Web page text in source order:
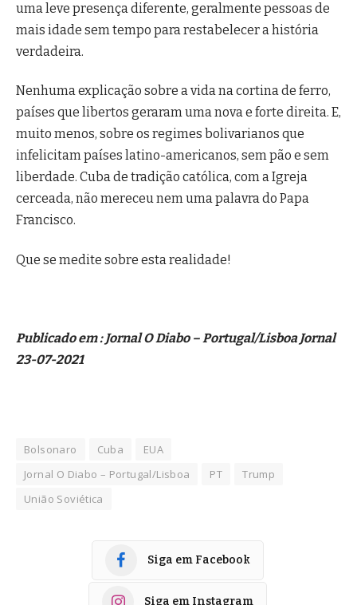
uma leve presença diferente, geralmente pessoas de
mais idade sem tempo para restabelecer a história
verdadeira.
Nenhuma explicação sobre a vida na cortina de ferro,
países que libertos geraram uma nova e forte direita. E,
muito menos, sobre os regimes bolivarianos que
infelicitam países latino-americanos, sem pão e sem
liberdade. Cuba de tradição católica, com a Igreja
cerceada, não mereceu nem uma palavra do Papa
Francisco.
Que se medite sobre esta realidade!
Publicado em : Jornal O Diabo – Portugal/Lisboa Jornal
23-07-2021
Bolsonaro Cuba
EUA
Jornal O Diabo – Portugal/Lisboa
PT
Trump
União Soviética
Siga em Facebook
Siga em Instagram